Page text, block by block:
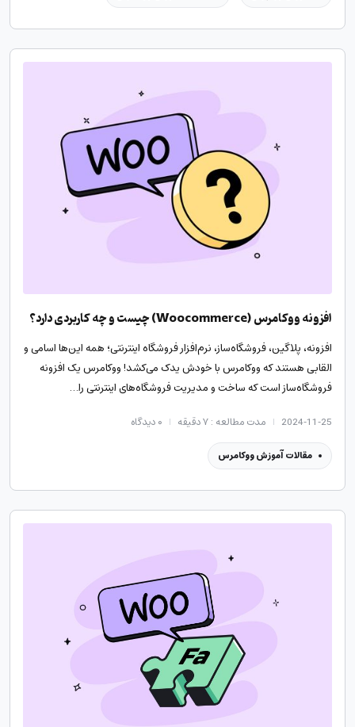
افزونه ووکامرس (Woocommerce) چیست و چه کاربردی دارد؟
افزونه، پلاگین، فروشگاه‌ساز، نرم‌افزار فروشگاه اینترنتی؛ همه این‌ها اسامی و
القابی هستند که ووکامرس با خودش یدک می‌کشد! ووکامرس یک افزونه
فروشگاه‌ساز است که ساخت و مدیریت فروشگاه‌های اینترنتی را…
2024-11-25 مدت مطالعه : ۷ دقیقه ۰دیدگاه
مقالات آموزش ووکامرس